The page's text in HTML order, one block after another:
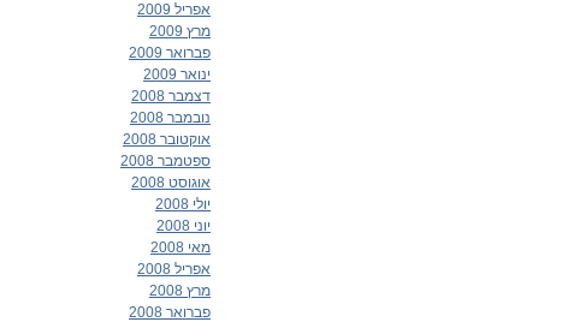
אפריל 2009
מרץ 2009
פברואר 2009
ינואר 2009
דצמבר 2008
נובמבר 2008
אוקטובר 2008
ספטמבר 2008
אוגוסט 2008
יולי 2008
יוני 2008
מאי 2008
אפריל 2008
מרץ 2008
פברואר 2008